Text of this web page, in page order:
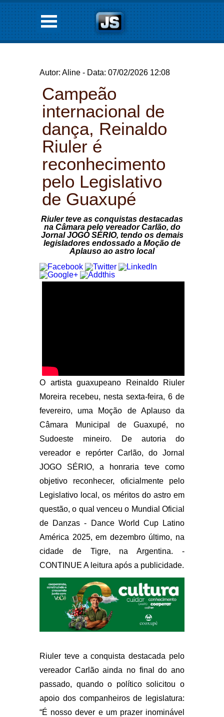
Autor: Aline - Data: 07/02/2026 12:08
Campeão
internacional de
dança, Reinaldo
Riuler é
reconhecimento
pelo Legislativo
de Guaxupé
Riuler teve as conquistas destacadas
na Câmara pelo vereador Carlão, do
Jornal JOGO SÉRIO, tendo os demais
legisladores endossado a Moção de
Aplauso ao astro local
O artista guaxupeano Reinaldo Riuler
Moreira recebeu, nesta sexta-feira, 6 de
fevereiro, uma Moção de Aplauso da
Câmara Municipal de Guaxupé, no
Sudoeste mineiro. De autoria do
vereador e repórter Carlão, do Jornal
JOGO SÉRIO, a honraria teve como
objetivo reconhecer, oficialmente pelo
Legislativo local, os méritos do astro em
questão, o qual venceu o Mundial Oficial
de Danzas - Dance World Cup Latino
América 2025, em dezembro último, na
cidade de Tigre, na Argentina. -
CONTINUE A leitura após a publicidade.
Riuler teve a conquista destacada pelo
vereador Carlão ainda no final do ano
passado, quando o político solicitou o
apoio dos companheiros de legislatura:
“É nosso dever e um prazer inominável